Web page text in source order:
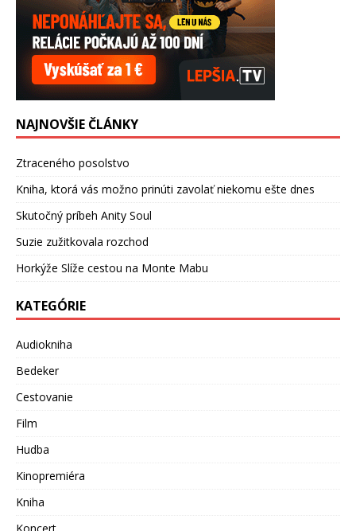
NAJNOVŠIE ČLÁNKY
Ztraceného posolstvo
Kniha, ktorá vás možno prinúti zavolať niekomu ešte dnes
Skutočný príbeh Anity Soul
Suzie zužitkovala rozchod
Horkýže Slíže cestou na Monte Mabu
KATEGÓRIE
Audiokniha
Bedeker
Cestovanie
Film
Hudba
Kinopremiéra
Kniha
Koncert